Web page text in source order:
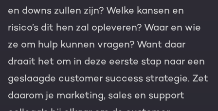
en downs zullen zijn? Welke kansen en
risico’s dit hen zal opleveren? Waar en wie
ze om hulp kunnen vragen? Want daar
draait het om in deze eerste stap naar een
geslaagde customer success strategie. Zet
daarom je marketing, sales en support